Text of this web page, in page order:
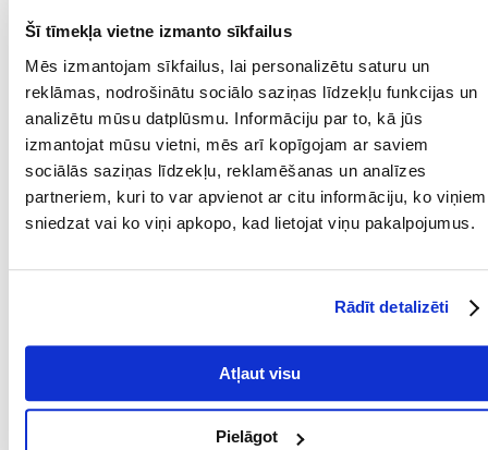
Šī tīmekļa vietne izmanto sīkfailus
Mēs izmantojam sīkfailus, lai personalizētu saturu un
reklāmas, nodrošinātu sociālo saziņas līdzekļu funkcijas un
analizētu mūsu datplūsmu. Informāciju par to, kā jūs
izmantojat mūsu vietni, mēs arī kopīgojam ar saviem
sociālās saziņas līdzekļu, reklamēšanas un analīzes
partneriem, kuri to var apvienot ar citu informāciju, ko viņiem
sniedzat vai ko viņi apkopo, kad lietojat viņu pakalpojumus.
Rādīt detalizēti
Atļaut visu
Pielāgot
Weronika
Kaķim patiešām patīk skrāpēties uz šī skrāpēšanas
posteņa.
Aleksandra izdošanas datums 2022/07/26
Kaķis ļoti labprāt skrāpē un pēc rotaļām atpūšas uz
Es biju skeptiski noskaņots par šī skrāpētāja iegādi - tikai